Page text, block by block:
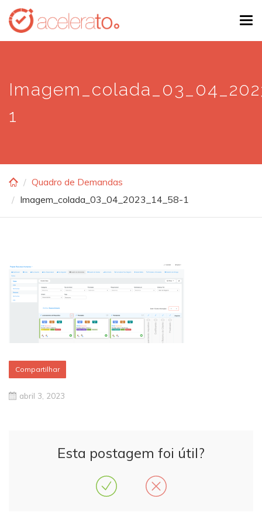
Skip
main
1
Quadro de Demandas
Imagem_colada_03_04_2023_14_58-1
Compartilhar
abril 3, 2023
Esta postagem foi útil?